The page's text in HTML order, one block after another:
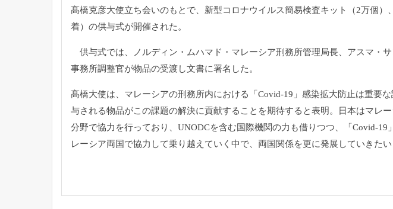
髙橋克彦大使立ち会いのもとで、新型コロナウイルス簡易検査キット（2万個）
着）の供与式が開催された。
供与式では、ノルディン・ムハマド・マレーシア刑務所管理局長、 アスマ・
事務所調整官が物品の受渡し文書に署名した。
髙橋大使は、マレーシアの刑務所内における「Covid-19」 感染拡大防止は重要な
与される物品がこの課題の解決に貢献することを期待すると表明。
日本はマレ
分野で協力を行ってお り、UNODCを含む国際機関の力も借りつつ、「Covid-19
レーシア両国で協力して乗り越えていく中で、 両国関係を更に発展していきたい